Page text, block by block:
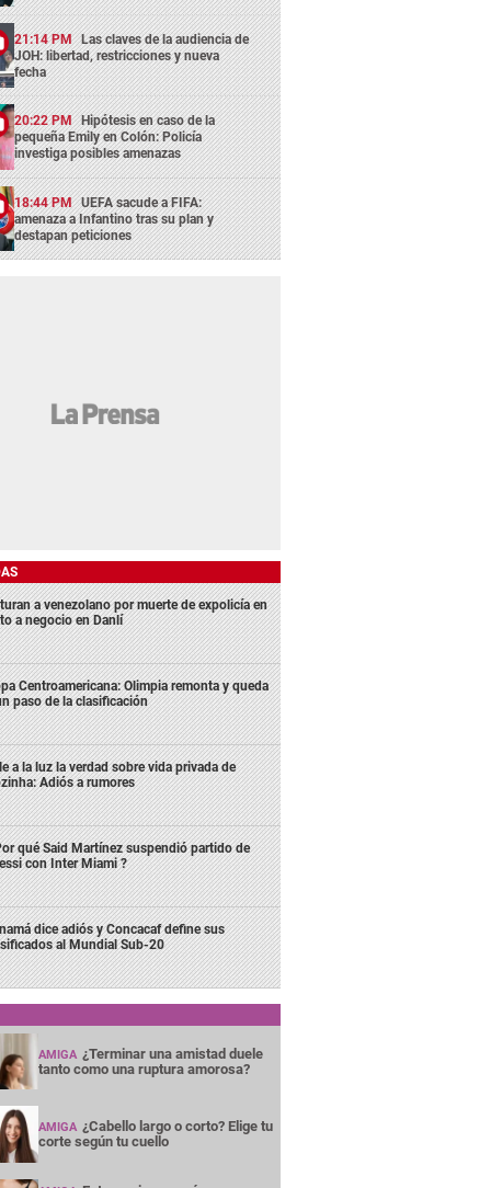
21:14 PM Las claves de la audiencia de
JOH: libertad, restricciones y nueva
fecha
20:22 PM Hipótesis en caso de la
pequeña Emily en Colón: Policía
investiga posibles amenazas
18:44 PM UEFA sacude a FIFA:
amenaza a Infantino tras su plan y
destapan peticiones
a venezolano por muerte de expolicía en
a negocio en Danlí
Centroamericana: Olimpia remonta y queda
paso de la clasificación
a la luz la verdad sobre vida privada de
Adiós a rumores
qué Said Martínez suspendió partido de
con Inter Miami ?
dice adiós y Concacaf define sus
al Mundial Sub-20
AMIGA ¿Terminar una amistad duele
tanto como una ruptura amorosa?
AMIGA ¿Cabello largo o corto? Elige tu
corte según tu cuello